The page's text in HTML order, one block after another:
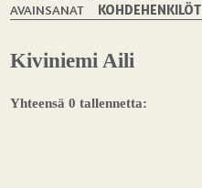
AVAINSANAT
KOHDEHENKILÖT
Kiviniemi Aili
Yhteensä 0 tallennetta: